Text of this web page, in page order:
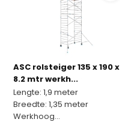
ASC rolsteiger 135 x 190 x
8.2 mtr werkh...
Lengte: 1,9 meter
Breedte: 1,35 meter
Werkhoog...